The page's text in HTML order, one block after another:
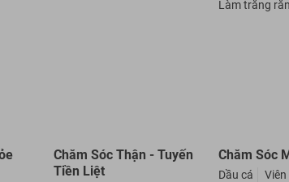
Làm trắng
Chăm Sóc Thận - Tuyến
Tiền Liệt
Chăm Sóc
Dầu cá